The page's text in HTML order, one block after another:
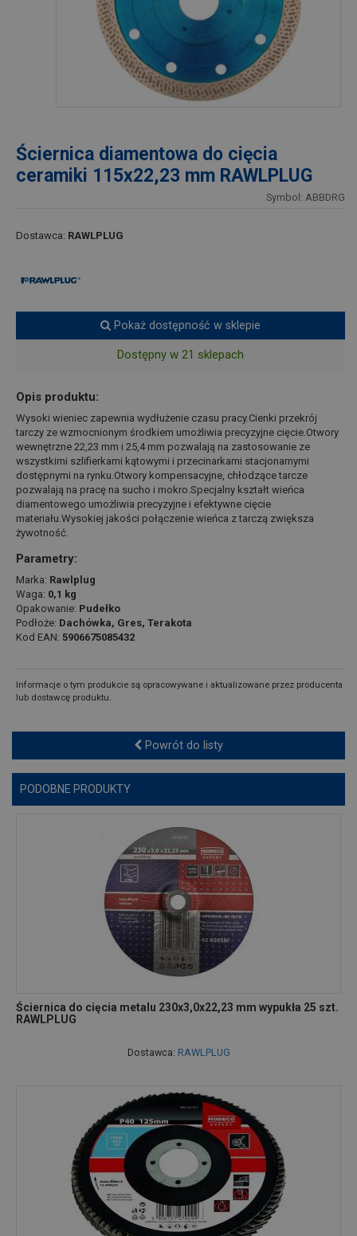
Ściernica diamentowa do cięcia
ceramiki 115x22,23 mm RAWLPLUG
Symbol: ABBDRG
Dostawca: RAWLPLUG
Pokaż dostępność w sklepie
Dostępny w 21 sklepach
Opis produktu:
Wysoki wieniec zapewnia wydłużenie czasu pracy.Cienki przekrój
tarczy ze wzmocnionym środkiem umożliwia precyzyjne cięcie.Otwory
wewnętrzne 22,23 mm i 25,4 mm pozwalają na zastosowanie ze
wszystkimi szlifierkami kątowymi i przecinarkami stacjonarnymi
dostępnymi na rynku.Otwory kompensacyjne, chłodzące tarcze
pozwalają na pracę na sucho i mokro.Specjalny kształt wieńca
diamentowego umożliwia precyzyjne i efektywne cięcie
materiału.Wysokiej jakości połączenie wieńca z tarczą zwiększa
żywotność.
Parametry:
Marka: Rawlplug
Waga: 0,1 kg
Opakowanie: Pudełko
Podłoże: Dachówka, Gres, Terakota
Kod EAN: 5906675085432
Informacje o tym produkcie są opracowywane i aktualizowane przez producenta
lub dostawcę produktu.
Powrót do listy
PODOBNE PRODUKTY
Ściernica do cięcia metalu 230x3,0x22,23 mm wypukła 25 szt.
RAWLPLUG
Dostawca: RAWLPLUG